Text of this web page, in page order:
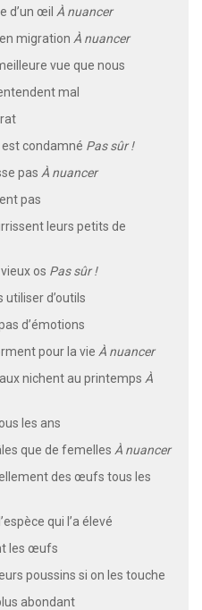
d’un œil À nuancer
migration À nuancer
vue que nous
mal
est condamné Pas sûr !
pas À nuancer
pas
leurs petits de
os Pas sûr !
utiliser d’outils
d’émotions
pour la vie À nuancer
nichent au printemps À
les ans
que de femelles À nuancer
des œufs tous les
qui l’a élevé
les œufs
poussins si on les touche
abondant